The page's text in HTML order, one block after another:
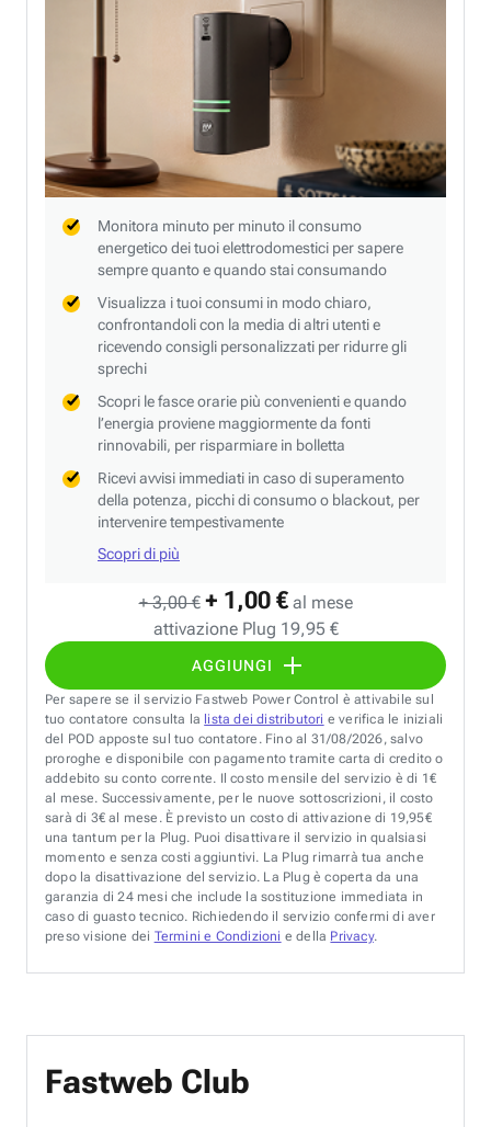
+ 3,00 € + 1,00 € al mese
attivazione Plug 19,95 €
AGGIUNGI
Monitora minuto per minuto il consumo
energetico dei tuoi elettrodomestici per sapere
sempre quanto e quando stai consumando
Visualizza i tuoi consumi in modo chiaro,
confrontandoli con la media di altri utenti e
ricevendo consigli personalizzati per ridurre gli
sprechi
Scopri le fasce orarie più convenienti e quando
l’energia proviene maggiormente da fonti
rinnovabili, per risparmiare in bolletta
Ricevi avvisi immediati in caso di superamento
della potenza, picchi di consumo o blackout, per
intervenire tempestivamente
Scopri di più
Per sapere se il servizio Fastweb Power Control è attivabile sul
tuo contatore consulta la lista dei distributori e verifica le iniziali
del POD apposte sul tuo contatore. Fino al 31/08/2026, salvo
proroghe e disponibile con pagamento tramite carta di credito o
addebito su conto corrente. Il costo mensile del servizio è di 1€
al mese. Successivamente, per le nuove sottoscrizioni, il costo
sarà di 3€ al mese. È previsto un costo di attivazione di 19,95€
una tantum per la Plug. Puoi disattivare il servizio in qualsiasi
momento e senza costi aggiuntivi. La Plug rimarrà tua anche
dopo la disattivazione del servizio. La Plug è coperta da una
garanzia di 24 mesi che include la sostituzione immediata in
caso di guasto tecnico. Richiedendo il servizio confermi di aver
preso visione dei Termini e Condizioni e della Privacy.
Fastweb Club